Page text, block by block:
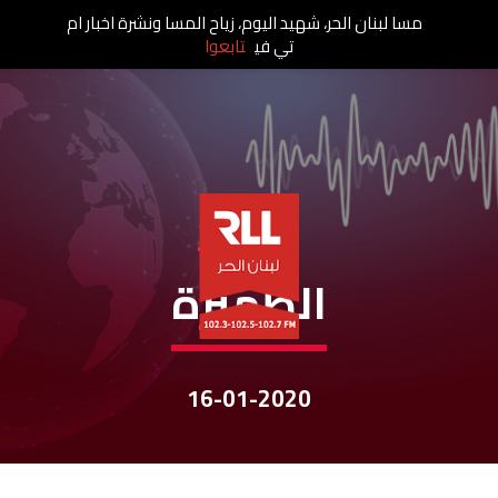
نشرات الأخبار
الظّهيرة
16-01-2020
مسا لبنان الحر، شهيد اليوم، زياح المسا ونشرة اخبار ام
تي في تابعوا